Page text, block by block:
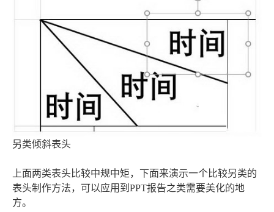
另类倾斜表头
上面两类表头比较中规中矩，下面来演示一个比较另类的
表头制作方法，可以应用到PPT报告之类需要美化的地
方。